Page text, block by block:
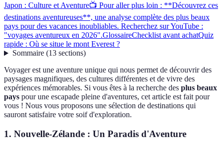
Japon : Culture et Aventure📺 Pour aller plus loin : **Découvrez ces
destinations aventureuses**, une analyse complète des plus beaux
pays pour des vacances inoubliables. Recherchez sur YouTube :
"voyages aventureux en 2026".GlossaireChecklist avant achatQuiz
rapide : Où se situe le mont Everest ?
Sommaire(13 sections)
Voyager est une aventure unique qui nous permet de découvrir des
paysages magnifiques, des cultures différentes et de vivre des
expériences mémorables. Si vous êtes à la recherche des plus beaux
pays pour une escapade pleine d'aventures, cet article est fait pour
vous ! Nous vous proposons une sélection de destinations qui
sauront satisfaire votre soif d'exploration.
1. Nouvelle-Zélande : Un Paradis d'Aventure